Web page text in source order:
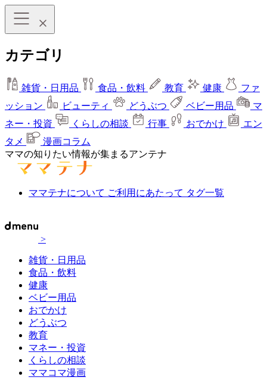
カテゴリ
雑貨・日用品 食品・飲料 教育 健康
ファ
ッション
ビューティ どうぶつ ベビー用品
マ
ネー・投資
くらしの相談 行事 おでかけ
エン
タメ
漫画コラム
ママの知りたい情報が集まるアンテナ
ママテナについて ご利用にあたって タグ一覧
>
雑貨・日用品
食品・飲料
健康
ベビー用品
おでかけ
どうぶつ
教育
マネー・投資
くらしの相談
ママコマ漫画